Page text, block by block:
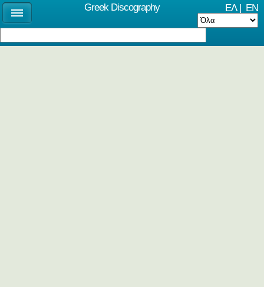
ΕΛ| EN
Greek Discography